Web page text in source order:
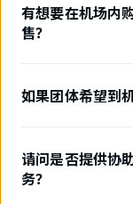
有想要在机场内
售？
如果团体希望到
请问是否提供协
务？